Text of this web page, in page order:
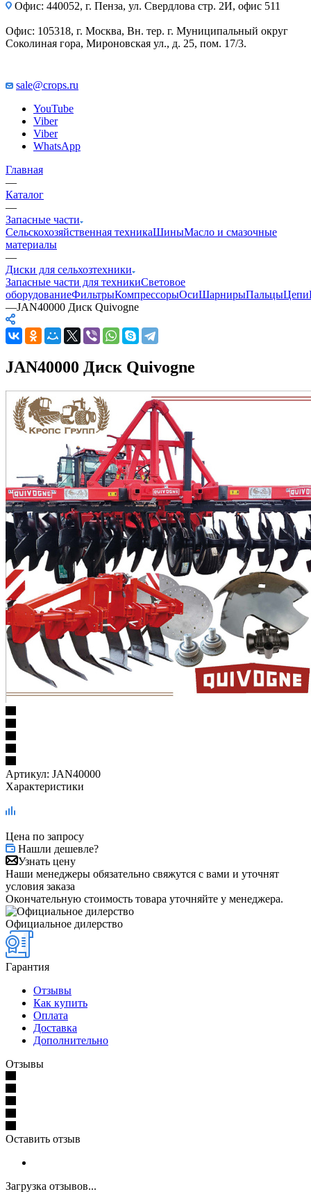
Офис: 440052, г. Пенза, ул. Свердлова стр. 2И, офис 511
Офис: 105318, г. Москва, Вн. тер. г. Муниципальный округ
Соколиная гора, Мироновская ул., д. 25, пом. 17/3.
sale@crops.ru
YouTube
Viber
Viber
WhatsApp
Главная
—
Каталог
—
Запасные части
Сельскохозяйственная техникаШиныМасло и смазочные
материалы
—
Диски для сельхозтехники
Запасные части для техникиСветовое
оборудованиеФильтрыКомпрессорыОсиШарнирыПальцыЦепи
—JAN40000 Диск Quivogne
JAN40000 Диск Quivogne
Артикул: JAN40000
Характеристики
Цена по запросу
Нашли дешевле?
Узнать цену
Наши менеджеры обязательно свяжутся с вами и уточнят
условия заказа
Окончательную стоимость товара уточняйте у менеджера.
Официальное дилерство
Гарантия
Отзывы
Как купить
Оплата
Доставка
Дополнительно
Отзывы
Оставить отзыв
Загрузка отзывов...